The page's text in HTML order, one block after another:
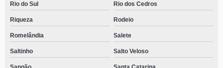
Rio do Sul Rio dos Cedros
Riqueza Rodeio
Romelândia Salete
Saltinho Salto Veloso